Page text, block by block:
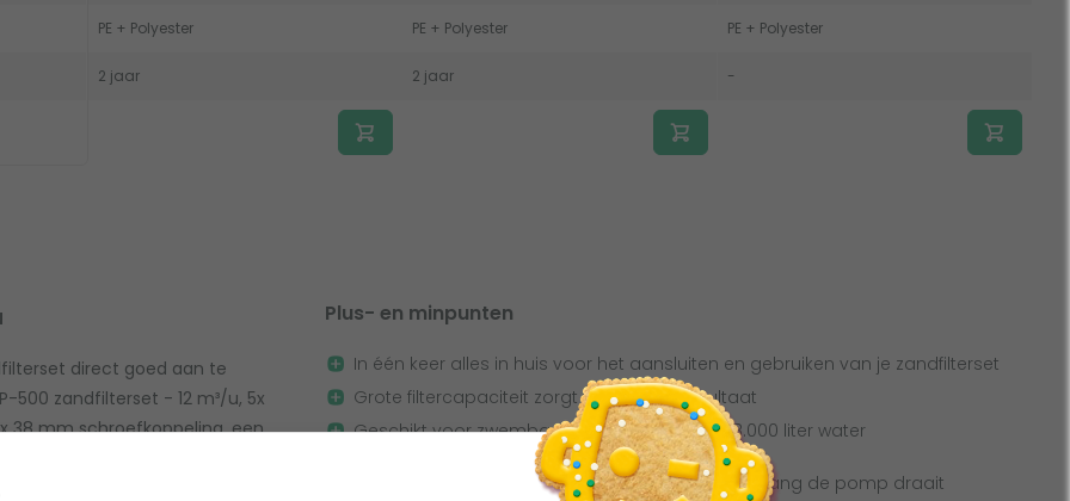
PE + Polyester
2 jaar
PE + Polyester
2 jaar
PE + Polyester
-
direct goed aan te
500 zandfilterset - 12 m³/u, 5x
38 mm schroefkoppeling, een
25-40 mm, zodat je
en een complete,
Plus- en minpunten
In één keer alles in huis voor het aansluiten en gebruiken van je zandfilterset
Grote filtercapaciteit zorgt voor beste resultaat
Geschikt voor zwembaden met inhoud tot 48.000 liter water
Zonder ingebouwde timer; niet zelf instellen hoe lang de pomp draait